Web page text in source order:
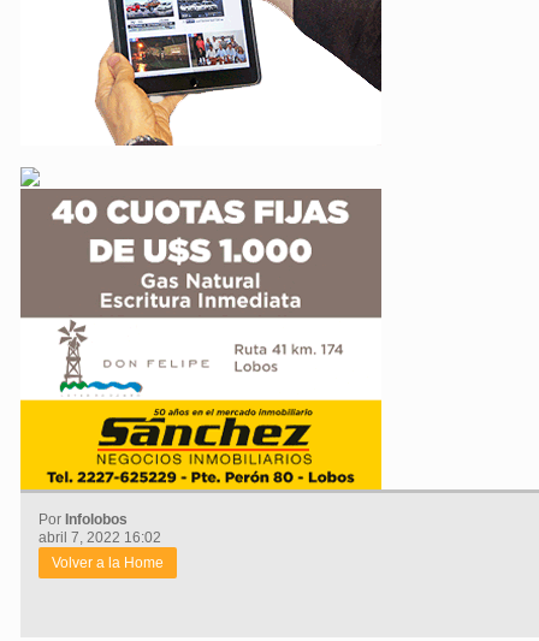
Por Infolobos
abril 7, 2022 16:02
Volver a la Home